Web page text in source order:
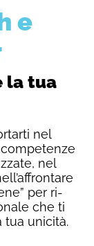
e
la tua
nel
nel
per ri-
che ti
tua unicità.